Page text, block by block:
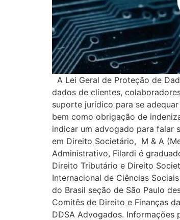
A Lei Geral de Proteção de
dados de clientes,
suporte jurídico para se
bem como obrigação de
indicar um advogado para falar
em Direito Societário, M & A
Administrativo, Filardi é
Direito Tributário e Direito
Internacional de Ciências
do Brasil seção de São Paulo
Comitês de Direito e Finanças
DDSA Advogados. Informações